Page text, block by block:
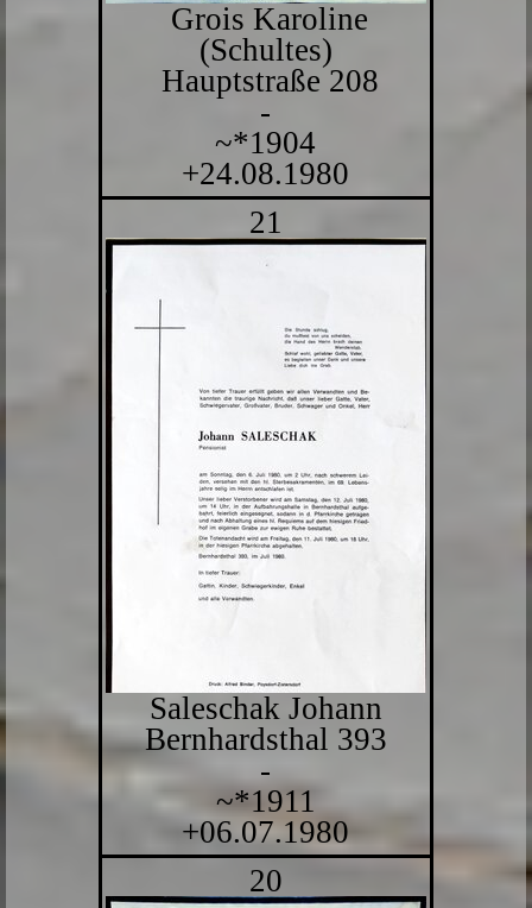
Grois Karoline
(Schultes)
Hauptstraße 208
-
~*1904
+24.08.1980
21
Saleschak Johann
Bernhardsthal 393
-
~*1911
+06.07.1980
20